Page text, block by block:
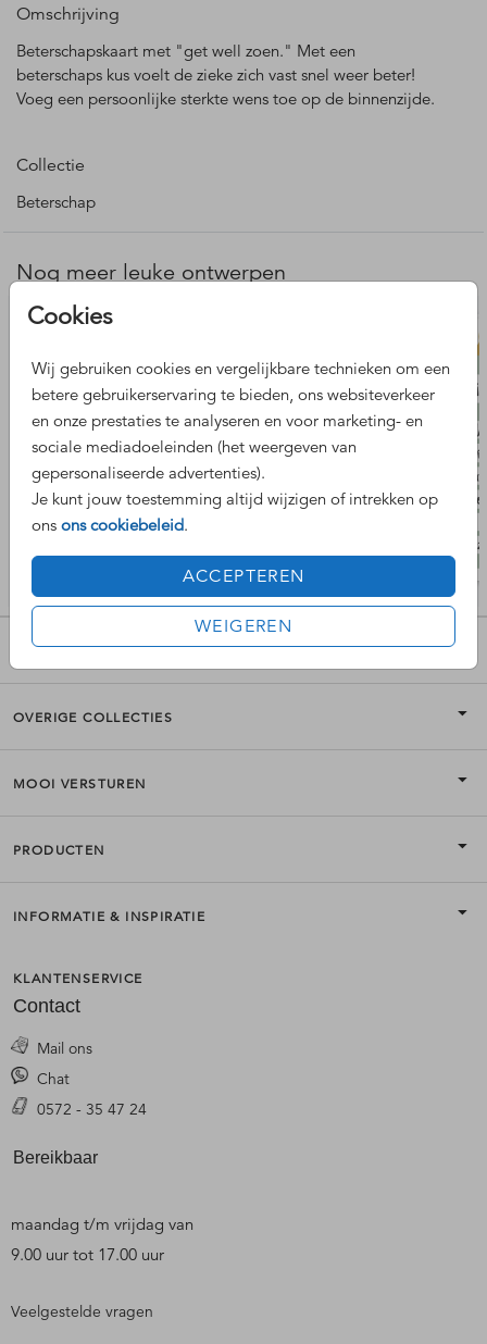
Cookies
Wij gebruiken cookies en vergelijkbare technieken om een
betere gebruikerservaring te bieden, ons websiteverkeer
en onze prestaties te analyseren en voor marketing- en
sociale mediadoeleinden (het weergeven van
gepersonaliseerde advertenties).
Je kunt jouw toestemming altijd wijzigen of intrekken op
ons ons cookiebeleid.
ACCEPTEREN
WEIGEREN
Omschrijving
Beterschapskaart met "get well zoen." Met een
beterschaps kus voelt de zieke zich vast snel weer beter!
Voeg een persoonlijke sterkte wens toe op de binnenzijde.
Collectie
Beterschap
Nog meer leuke ontwerpen
POPULAIRE COLLECTIES
OVERIGE COLLECTIES
MOOI VERSTUREN
PRODUCTEN
INFORMATIE & INSPIRATIE
KLANTENSERVICE
Contact
Mail ons
Chat
0572 - 35 47 24
Bereikbaar
maandag t/m vrijdag van
9.00 uur tot 17.00 uur
Veelgestelde vragen